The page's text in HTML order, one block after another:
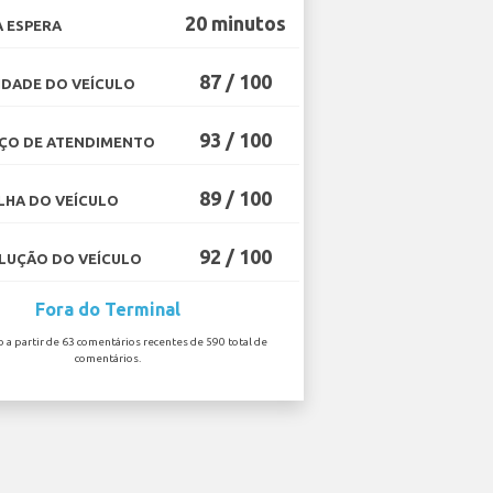
ESPERA 20 minutos
DO VEÍCULO 87 / 100
DE ATENDIMENTO 93 / 100
DO VEÍCULO 89 / 100
DO VEÍCULO 92 / 100
Fora do Terminal
a partir de 63 comentários recentes de 590 total de
comentários.